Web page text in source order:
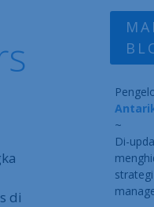
di
~
Di-